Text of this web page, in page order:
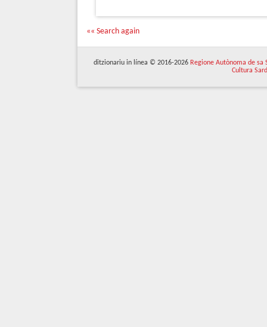
«« Search again
ditzionariu in línea © 2016-2026 Regione Autònoma de sa
Cultura